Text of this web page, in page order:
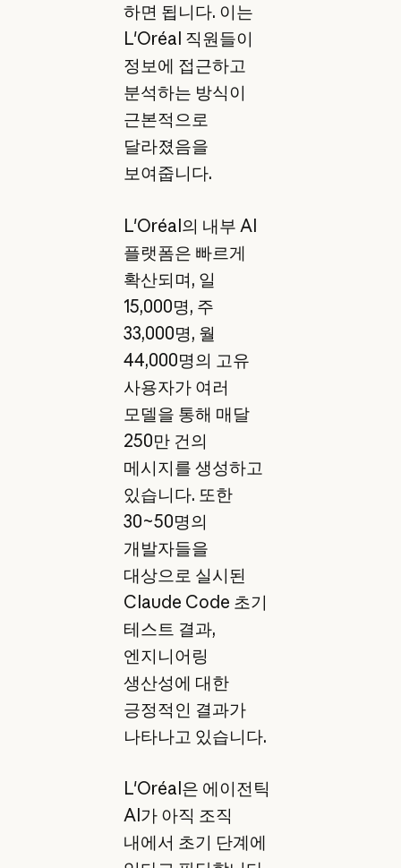
하면 됩니다. 이는
L'Oréal 직원들이
정보에 접근하고
분석하는 방식이
근본적으로
달라졌음을
보여줍니다.
L'Oréal의 내부 AI
플랫폼은 빠르게
확산되며, 일
15,000명, 주
33,000명, 월
44,000명의 고유
사용자가 여러
모델을 통해 매달
250만 건의
메시지를 생성하고
있습니다. 또한
30~50명의
개발자들을
대상으로 실시된
Claude Code 초기
테스트 결과,
엔지니어링
생산성에 대한
긍정적인 결과가
나타나고 있습니다.
L'Oréal은 에이전틱
AI가 아직 조직
내에서 초기 단계에